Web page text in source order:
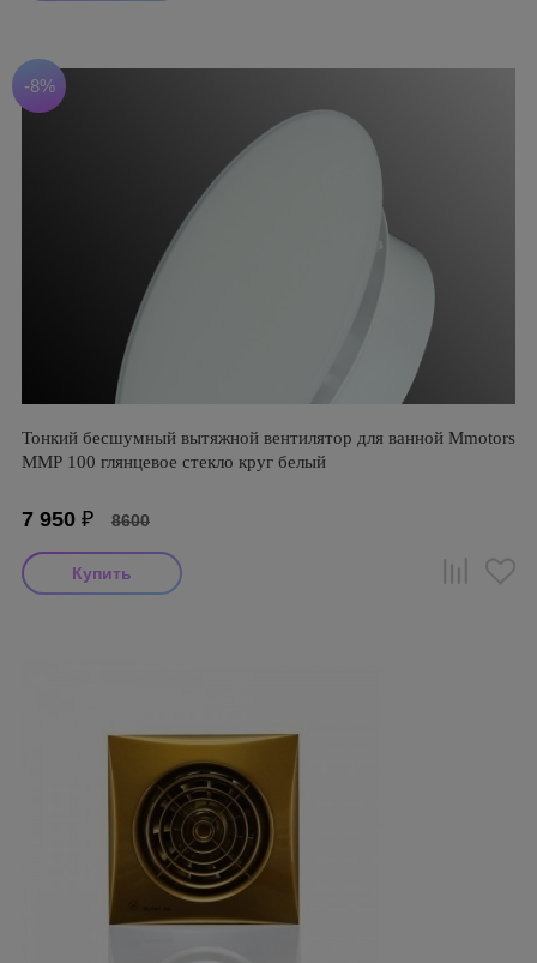
-8%
Тонкий бесшумный вытяжной вентилятор для ванной Mmotors
ММР 100 глянцевое стекло круг белый
7 950 ₽ 8600